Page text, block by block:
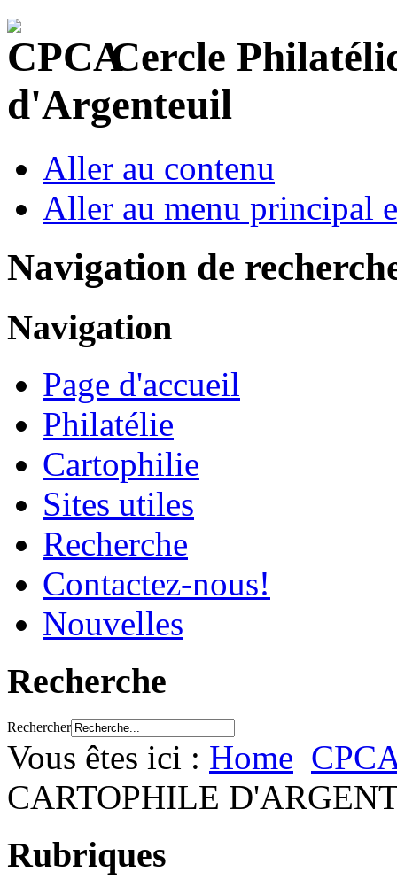
Cercle
d'Argenteuil
Aller au contenu
Aller au menu principal
Navigation de
Navigation
Page d'accueil
Philatélie
Cartophilie
Sites utiles
Recherche
Contactez-nous!
Nouvelles
Recherche
Rechercher
Vous êtes ici : Home
CARTOPHILE
Rubriques